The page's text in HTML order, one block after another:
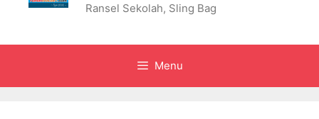
Ransel Sekolah, Sling Bag
Menu